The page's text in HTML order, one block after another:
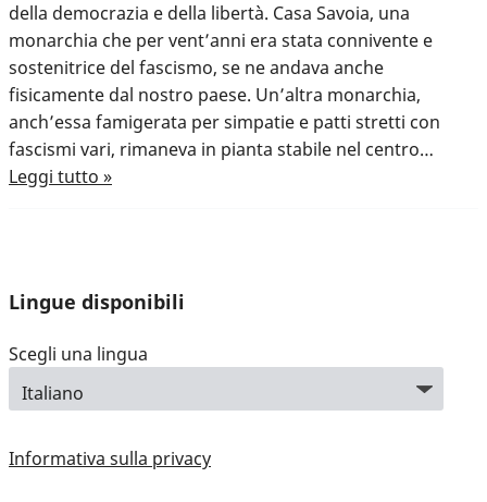
della democrazia e della libertà. Casa Savoia, una
monarchia che per vent’anni era stata connivente e
sostenitrice del fascismo, se ne andava anche
fisicamente dal nostro paese. Un’altra monarchia,
anch’essa famigerata per simpatie e patti stretti con
fascismi vari, rimaneva in pianta stabile nel centro…
Leggi tutto »
Lingue disponibili
Scegli una lingua
Informativa sulla privacy